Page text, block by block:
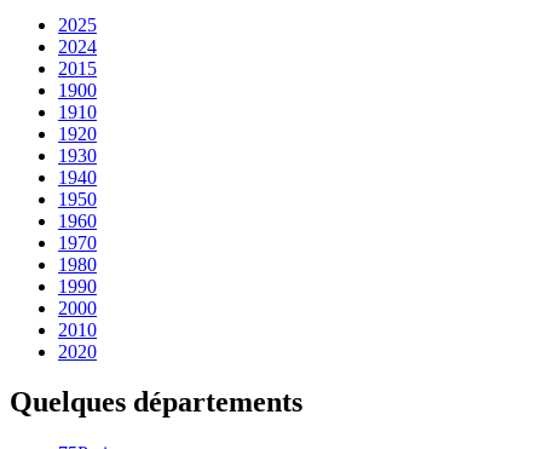
2025
2024
2015
1900
1910
1920
1930
1940
1950
1960
1970
1980
1990
2000
2010
2020
Quelques départements